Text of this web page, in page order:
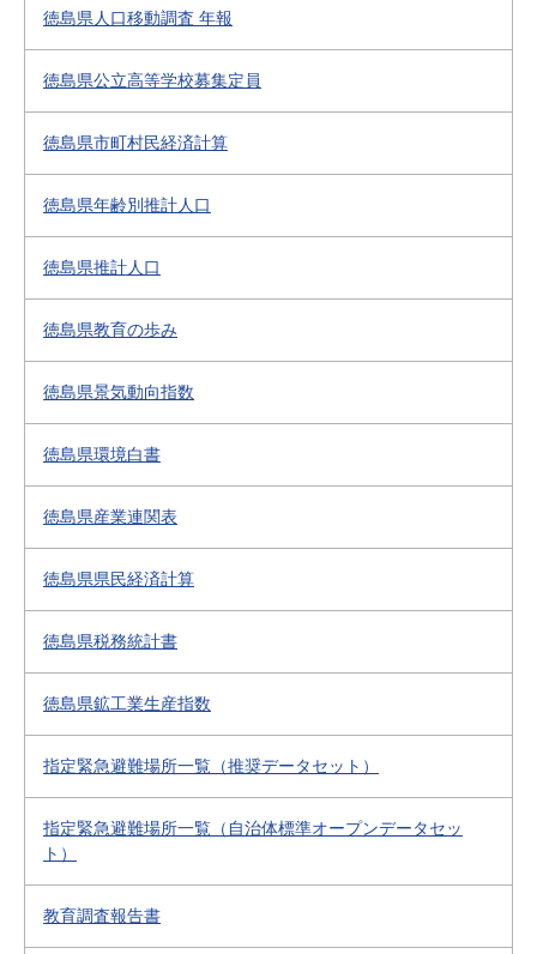
徳島県人口移動調査 年報
徳島県公立高等学校募集定員
徳島県市町村民経済計算
徳島県年齢別推計人口
徳島県推計人口
徳島県教育の歩み
徳島県景気動向指数
徳島県環境白書
徳島県産業連関表
徳島県県民経済計算
徳島県税務統計書
徳島県鉱工業生産指数
指定緊急避難場所一覧（推奨データセット）
指定緊急避難場所一覧（自治体標準オープンデータセッ
ト）
教育調査報告書